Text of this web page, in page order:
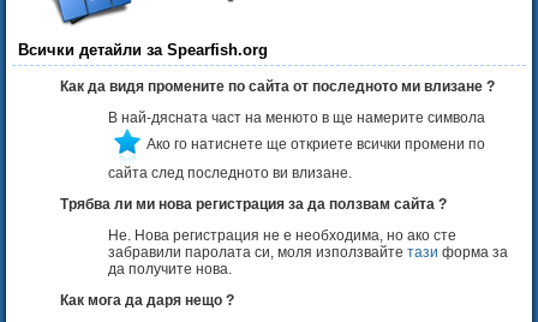
Всички детайли за Spearfish.org
Как да видя промените по сайта от последното ми влизане ?
В най-дясната част на менюто в ще намерите символа
Ако го натиснете ще откриете всички промени по
сайта след последното ви влизане.
Трябва ли ми нова регистрация за да ползвам сайта ?
Не. Нова регистрация не е необходима, но ако сте
забравили паролата си, моля използвайте тази форма за
да получите нова.
Как мога да даря нещо ?